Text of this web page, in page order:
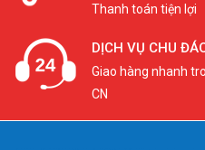
Thanh toán tiện lợi
DỊCH VỤ CHU
Giao hàng nhanh
CN